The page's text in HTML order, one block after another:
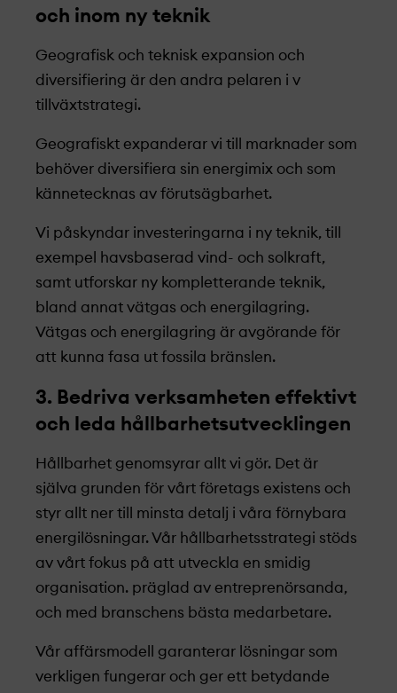
och inom ny teknik
Geografisk och teknisk expansion och
diversifiering är den andra pelaren i v
tillväxtstrategi.
Geografiskt expanderar vi till marknader som
behöver diversifiera sin energimix och som
kännetecknas av förutsägbarhet.
Vi påskyndar investeringarna i ny teknik, till
exempel havsbaserad vind- och solkraft,
samt utforskar ny kompletterande teknik,
bland annat vätgas och energilagring.
Vätgas och energilagring är avgörande för
att kunna fasa ut fossila bränslen.
3. Bedriva verksamheten effektivt
och leda hållbarhets­­utvecklingen
Hållbarhet genomsyrar allt vi gör. Det är
själva grunden för vårt företags existens och
styr allt ner till minsta detalj i våra förnybara
energilösningar. Vår hållbarhets­­strategi stöds
av vårt fokus på att utveckla en smidig
organisation. präglad av entreprenörsanda,
och med branschens bästa medarbetare.
Vår affärsmodell garanterar lösningar som
verkligen fungerar och ger ett betydande